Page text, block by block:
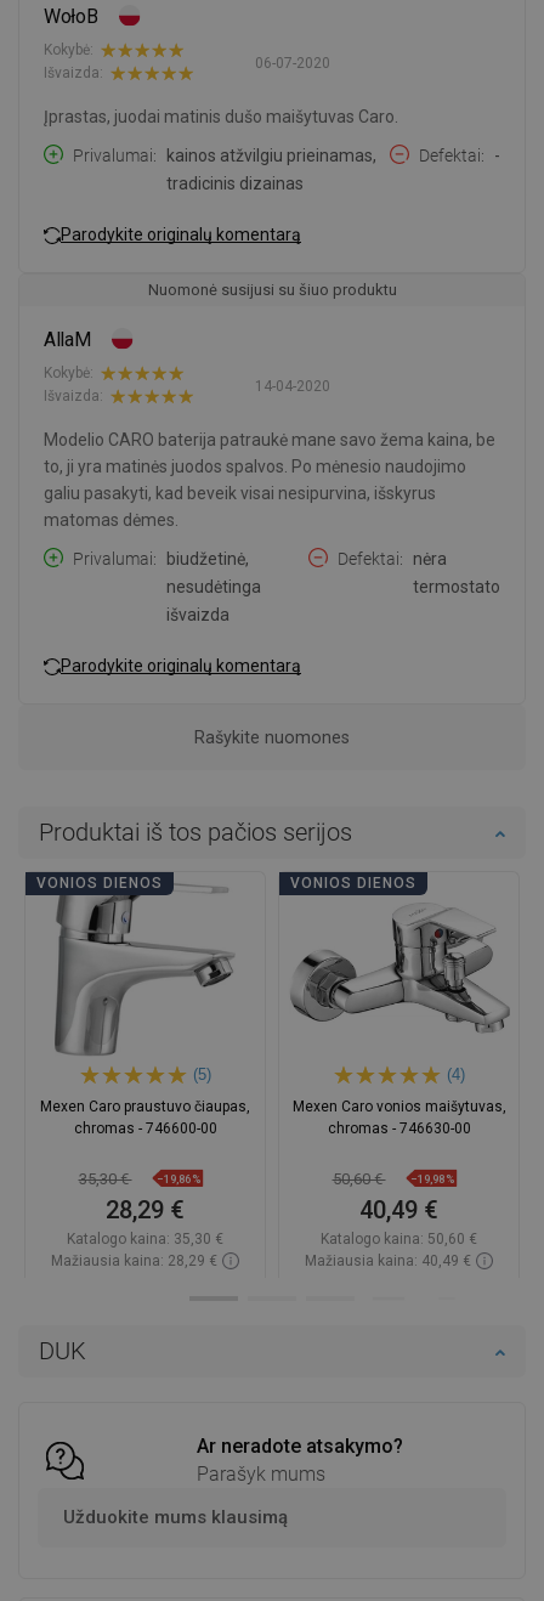
DUK
Ar neradote atsakymo?
Parašyk mums
Užduokite mums klausimą
WołoB
06-07-2020
Kokybė:
Išvaizda:
Įprastas, juodai matinis dušo maišytuvas Caro.
Privalumai
kainos atžvilgiu prieinamas,
tradicinis dizainas
Defektai -
Parodykite originalų komentarą
Nuomonė susijusi su šiuo produktu
AllaM
14-04-2020
Kokybė:
Išvaizda:
Modelio CARO baterija patraukė mane savo žema kaina, be
to, ji yra matinės juodos spalvos. Po mėnesio naudojimo
galiu pasakyti, kad beveik visai nesipurvina, išskyrus
matomas dėmes.
Privalumai
biudžetinė,
nesudėtinga
išvaizda
Defektai
nėra
termostato
Parodykite originalų komentarą
Rašykite nuomones
Produktai iš tos pačios serijos
VONIOS DIENOS
(5)
Mexen Caro praustuvo čiaupas,
chromas - 746600-00
35,30 € −19,86%
28,29 €
Katalogo kaina: 35,30 €
Mažiausia kaina: 28,29 €
VONIOS DIENOS
(4)
Mexen Caro vonios maišytuvas,
chromas - 746630-00
50,60 € −19,98%
40,49 €
Katalogo kaina: 50,60 €
Mažiausia kaina: 40,49 €